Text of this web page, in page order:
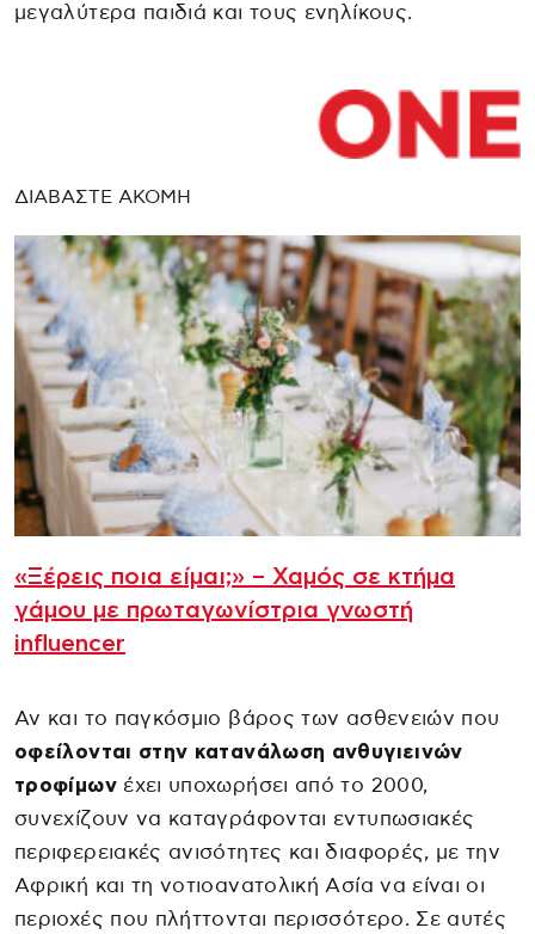
μεγαλύτερα παιδιά και τους ενηλίκους.
ΔΙΑΒΑΣΤΕ ΑΚΟΜΗ
«Ξέρεις ποια είμαι;» – Χαμός σε κτήμα
γάμου με πρωταγωνίστρια γνωστή
influencer
Αν και το παγκόσμιο βάρος των ασθενειών που
οφείλονται στην κατανάλωση ανθυγιεινών
τροφίμωνέχει υποχωρήσει από το 2000,
συνεχίζουν να καταγράφονται εντυπωσιακές
περιφερειακές ανισότητες και διαφορές, με την
Αφρική και τη νοτιοανατολική Ασία να είναι οι
περιοχές που πλήττονται περισσότερο. Σε αυτές